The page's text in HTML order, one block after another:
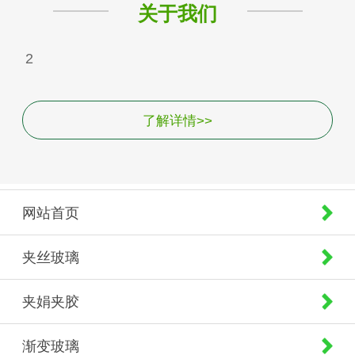
关于我们
2
了解详情>>
网站首页
夹丝玻璃
夹娟夹胶
渐变玻璃